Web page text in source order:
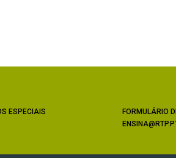
ESPECIAIS
FORMULÁRIO